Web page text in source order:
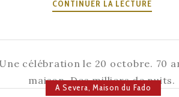
CONTINUER LA LECTUREMENU
UN
VOYAGE
A Severa, Maison du Fado